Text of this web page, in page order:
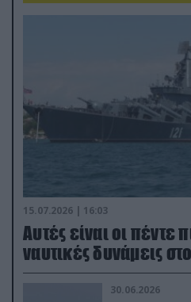
15.07.2026 | 16:03
Aυτές είναι οι πέντε
ναυτικές δυνάμεις
30.06.2026